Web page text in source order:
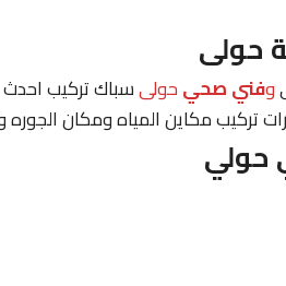
حولى
وفني صحيحولىسباك تركيب
تركيب مكاين المياه ومكان